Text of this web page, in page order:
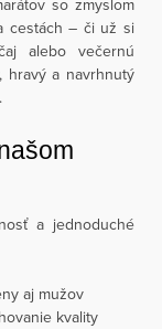
so zmyslom
cestách – či už si
alebo večernú
hravý a navrhnutý
a jednoduché
aj mužov
kvality